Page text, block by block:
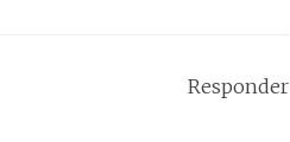
Responder